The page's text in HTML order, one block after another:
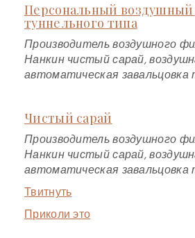
Персональный
туннельного типа
Производитель воздушного
Нанкин чистый сарай,
автоматическая завальцовка
Чистый сарай
Производитель воздушного
Нанкин чистый сарай,
автоматическая завальцовка
Твитнуть
Приколи это